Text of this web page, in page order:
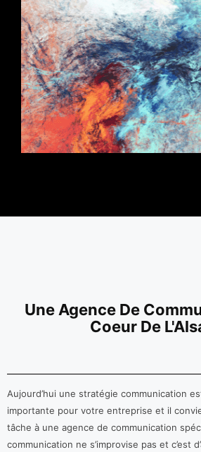
Une Agence De
Coeur De
Aujourd’hui une stratégie communication
importante pour votre entreprise et il
tâche à une agence de communication
communication ne s’improvise pas et c’est